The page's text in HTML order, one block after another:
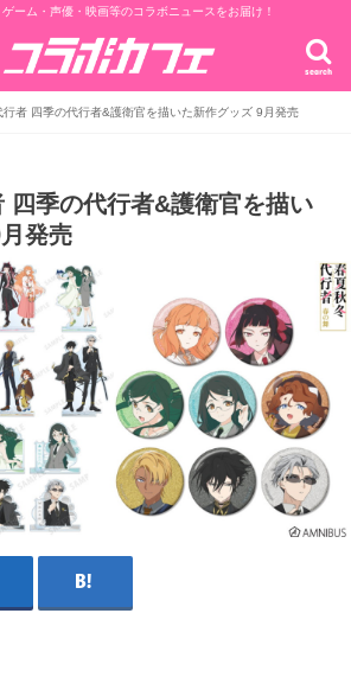
ーム・声優・映画等のコラボニュースをお届け！
search
行者 四季の代行者&護衛官を描いた新作グッズ 9月発売
四季の代行者&護衛官を描い
発売